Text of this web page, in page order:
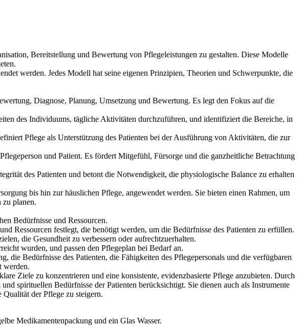
Bereitstellung und Bewertung von Pflegeleistungen zu gestalten. Diese Modelle
werden. Jedes Modell hat seine eigenen Prinzipien, Theorien und Schwerpunkte, die
Diagnose, Planung, Umsetzung und Bewertung. Es legt den Fokus auf die
des Individuums, tägliche Aktivitäten durchzuführen, und identifiziert die Bereiche, in
Pflege als Unterstützung des Patienten bei der Ausführung von Aktivitäten, die zur
und Patient. Es fördert Mitgefühl, Fürsorge und die ganzheitliche Betrachtung
des Patienten und betont die Notwendigkeit, die physiologische Balance zu erhalten
bis hin zur häuslichen Pflege, angewendet werden. Sie bieten einen Rahmen, um
zu planen.
Bedürfnisse und Ressourcen.
Ressourcen festlegt, die benötigt werden, um die Bedürfnisse des Patienten zu erfüllen.
die Gesundheit zu verbessern oder aufrechtzuerhalten.
wurden, und passen den Pflegeplan bei Bedarf an.
die Bedürfnisse des Patienten, die Fähigkeiten des Pflegepersonals und die verfügbaren
werden.
Ziele zu konzentrieren und eine konsistente, evidenzbasierte Pflege anzubieten. Durch
spirituellen Bedürfnisse der Patienten berücksichtigt. Sie dienen auch als Instrumente
der Pflege zu steigern.